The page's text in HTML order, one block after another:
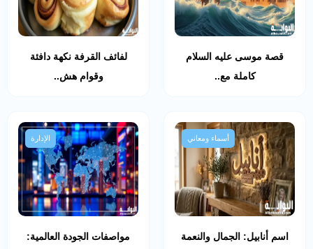
قصة موسى عليه السلام
كاملة مع..
لفائف القرفة نكهة دافئة
وقوام هش..
أسماء ومعاني
اسم أنابيل: الجمال والنعمة
الإدارة
مواصفات الجودة العالمية: